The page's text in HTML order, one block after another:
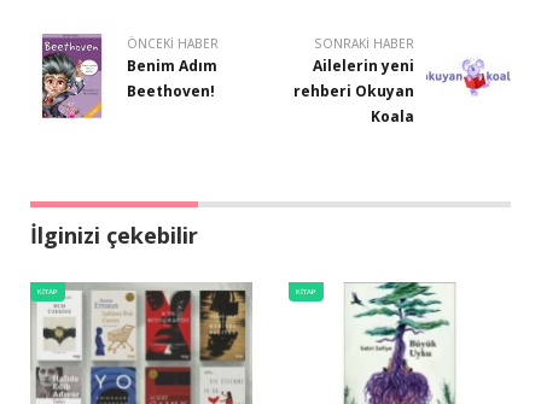
ÖNCEKI HABER
Benim Adım
Beethoven!
SONRAKI HABER
Ailelerin yeni
rehberi Okuyan
Koala
İlginizi çekebilir
KITAP KITAP